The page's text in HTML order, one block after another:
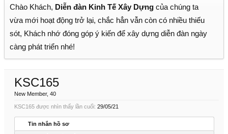
Chào Khách, Diễn đàn Kinh Tế Xây Dựng của chúng ta
vừa mới hoạt động trở lại, chắc hẳn vẫn còn có nhiều thiếu
sót, Khách nhớ đóng góp ý kiến để xây dựng diễn đàn ngày
càng phát triển nhé!
KSC165
New Member, 40
KSC165 được nhìn thấy lần cuối: 29/05/21
Tin nhắn hồ sơ